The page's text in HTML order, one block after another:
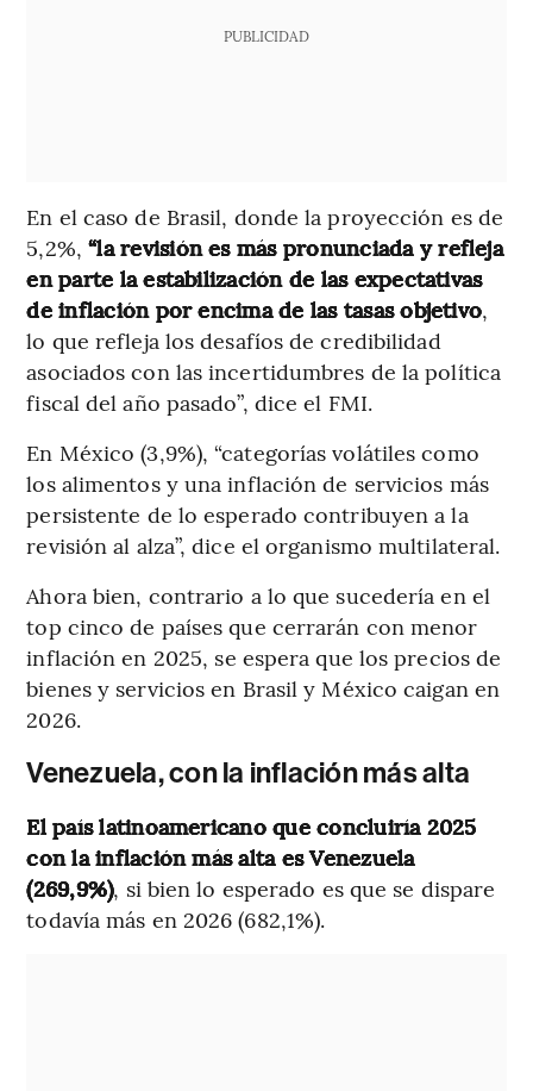
PUBLICIDAD
En el caso de Brasil, donde la proyección es de
5,2%, “la revisión es más pronunciada y refleja
en parte la estabilización de las expectativas
de inflación por encima de las tasas objetivo,
lo que refleja los desafíos de credibilidad
asociados con las incertidumbres de la política
fiscal del año pasado”, dice el FMI.
En México (3,9%), “categorías volátiles como
los alimentos y una inflación de servicios más
persistente de lo esperado contribuyen a la
revisión al alza”, dice el organismo multilateral.
Ahora bien, contrario a lo que sucedería en el
top cinco de países que cerrarán con menor
inflación en 2025, se espera que los precios de
bienes y servicios en Brasil y México caigan en
2026.
Venezuela, con la inflación más alta
El país latinoamericano que concluiría 2025
con la inflación más alta es Venezuela
(269,9%), si bien lo esperado es que se dispare
todavía más en 2026 (682,1%).